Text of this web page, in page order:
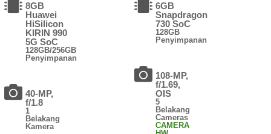
8GB
Huawei
HiSilicon
KIRIN 990
5G SoC
128GB/256GB
Penyimpanan
40-MP,
f/1.8
1
Belakang
Kamera
6GB
Snapdragon
730 SoC
128GB
Penyimpanan
108-MP,
f/1.69,
OIS
5
Belakang
Cameras
CAMERA